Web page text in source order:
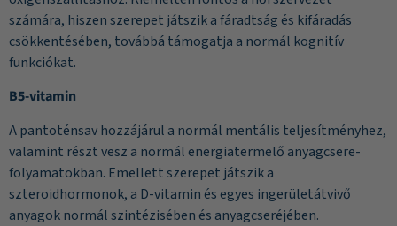
számára, hiszen szerepet játszik a fáradtság és kifáradás
csökkentésében, továbbá támogatja a normál kognitív
funkciókat.
B5-vitamin
A pantoténsav hozzájárul a normál mentális teljesítményhez,
valamint részt vesz a normál energiatermelő anyagcsere-
folyamatokban. Emellett szerepet játszik a
szteroidhormonok, a D-vitamin és egyes ingerületátvivő
anyagok normál szintézisében és anyagcseréjében.